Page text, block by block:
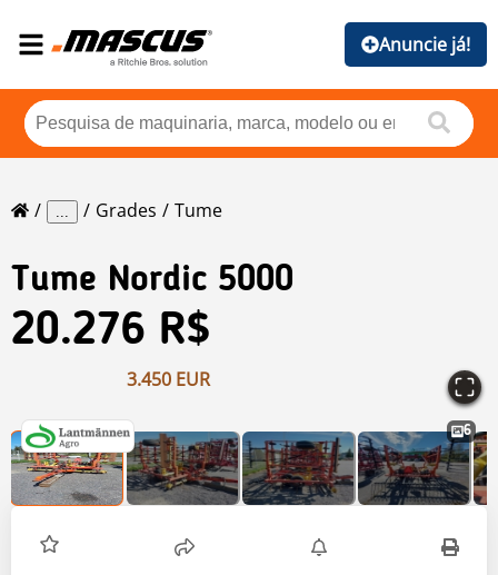
Anuncie já!
... Grades Tume
Tume Nordic 5000
20.276 R$
3.450 EUR
6